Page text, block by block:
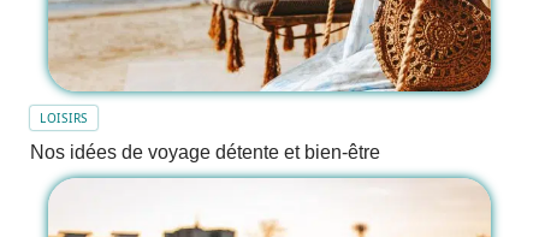
LOISIRS
Nos idées de voyage détente et bien-être